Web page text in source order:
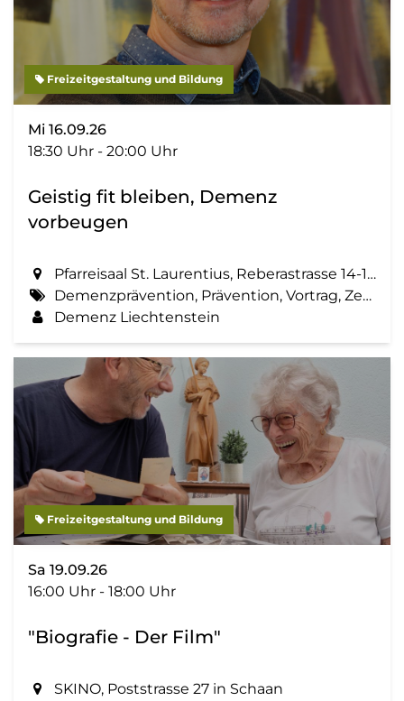
Freizeitgestaltung und Bildung
Mi 16.09.26
18:30 Uhr - 20:00 Uhr
Geistig fit bleiben, Demenz
vorbeugen
Pfarreisaal St. Laurentius, Reberastrasse 14-16 in Schaan
Demenzprävention, Prävention, Vortrag, Zemma tua - Senioren gemeinsam aktiv, Geistig fit bleiben
Demenz Liechtenstein
Freizeitgestaltung und Bildung
Sa 19.09.26
16:00 Uhr - 18:00 Uhr
"Biografie - Der Film"
SKINO, Poststrasse 27 in Schaan